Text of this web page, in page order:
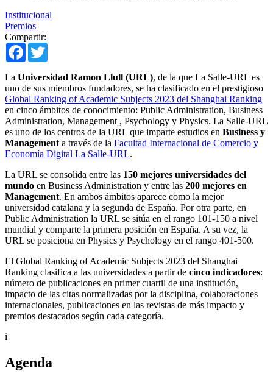
Institucional
Premios
Compartir:
Facebook
La Universidad Ramon Llull (URL), de la que La Salle-URL es
uno de sus miembros fundadores, se ha clasificado en el prestigioso
Global Ranking of Academic Subjects 2023 del Shanghai Ranking
en cinco ámbitos de conocimiento: Public Administration, Business
Administration, Management , Psychology y Physics. La Salle-URL
es uno de los centros de la URL que imparte estudios en Business y
Management a través de la Facultad Internacional de Comercio y
Economía Digital La Salle-URL.
La URL se consolida entre las 150 mejores universidades del
mundo en Business Administration y entre las 200 mejores en
Management. En ambos ámbitos aparece como la mejor
universidad catalana y la segunda de España. Por otra parte, en
Public Administration la URL se sitúa en el rango 101-150 a nivel
mundial y comparte la primera posición en España. A su vez, la
URL se posiciona en Physics y Psychology en el rango 401-500.
El Global Ranking of Academic Subjects 2023 del Shanghai
Ranking clasifica a las universidades a partir de cinco indicadores:
número de publicaciones en primer cuartil de una institución,
impacto de las citas normalizadas por la disciplina, colaboraciones
internacionales, publicaciones en las revistas de más impacto y
premios destacados según cada categoría.
i
Agenda